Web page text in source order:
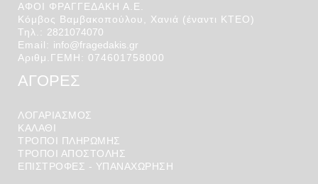
ΑΦΟΙ ΦΡΑΓΓΕΔΑΚΗ Α.Ε.
Κόμβος Βαμβακοπούλου, Χανιά (έναντι ΚΤΕΟ)
Τηλ.: 2821074070
Email: info@fragedakis.gr
Αριθμ.ΓΕΜΗ: 074601758000
ΑΓΟΡΕΣ
ΛΟΓΑΡΙΑΣΜΌΣ
ΚΑΛΆΘΙ
ΤΡΟΠΟΙ ΠΛΗΡΩΜΗΣ
ΤΡΟΠΟΙ ΑΠΟΣΤΟΛΉΣ
ΕΠΙΣΤΡΟΦΕΣ - ΥΠΑΝΑΧΩΡΗΣΗ